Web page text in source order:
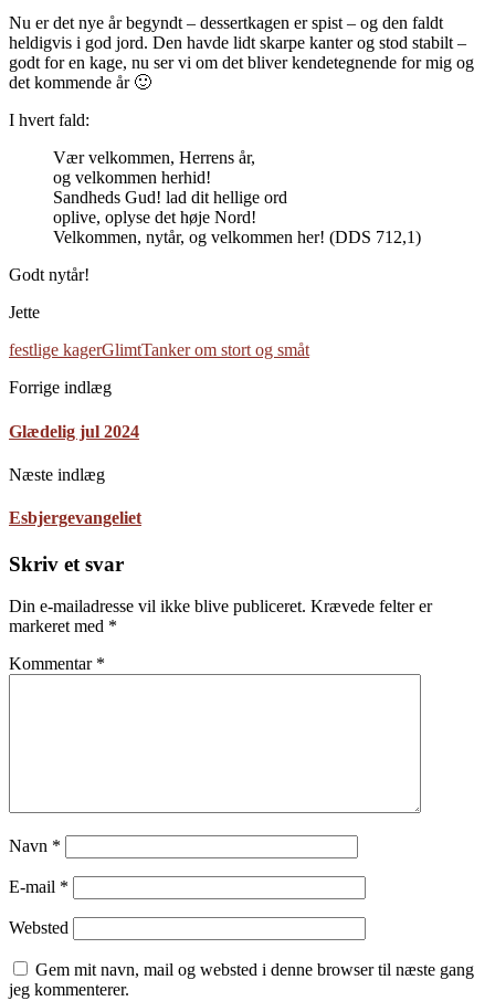
Nu er det nye år begyndt – dessertkagen er spist – og den faldt
heldigvis i god jord. Den havde lidt skarpe kanter og stod stabilt –
godt for en kage, nu ser vi om det bliver kendetegnende for mig og
det kommende år 🙂
I hvert fald:
Vær velkommen, Herrens år,
og velkommen herhid!
Sandheds Gud! lad dit hellige ord
oplive, oplyse det høje Nord!
Velkommen, nytår, og velkommen her! (DDS 712,1)
Godt nytår!
Jette
festlige kagerGlimtTanker om stort og småt
Forrige indlæg
Glædelig jul 2024
Næste indlæg
Esbjergevangeliet
Skriv et svar
Din e-mailadresse vil ikke blive publiceret. Krævede felter er
markeret med *
Kommentar *
Navn *
E-mail *
Websted
Gem mit navn, mail og websted i denne browser til næste gang
jeg kommenterer.